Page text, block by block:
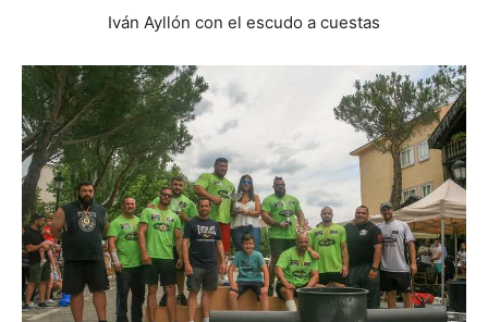
Iván Ayllón con el escudo a cuestas